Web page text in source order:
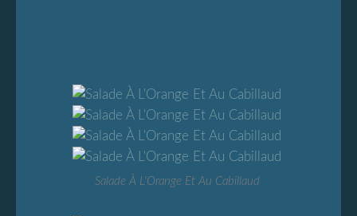
Salade À L'Orange Et Au Cabillaud